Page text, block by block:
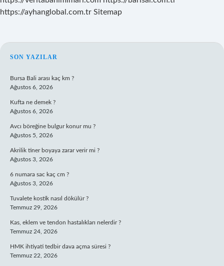
https://ayhanglobal.com.tr Sitemap
SIDEBAR
SON YAZILAR
Bursa Bali arası kaç km ?
Ağustos 6, 2026
Kufta ne demek ?
Ağustos 6, 2026
Avcı böreğine bulgur konur mu ?
Ağustos 5, 2026
Akrilik tiner boyaya zarar verir mi ?
Ağustos 3, 2026
6 numara sac kaç cm ?
Ağustos 3, 2026
Tuvalete kostik nasıl dökülür ?
Temmuz 29, 2026
Kas, eklem ve tendon hastalıkları nelerdir ?
Temmuz 24, 2026
HMK ihtiyati tedbir dava açma süresi ?
Temmuz 22, 2026